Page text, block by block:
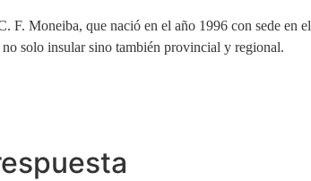
F. Moneiba, que nació en el año 1996 con sede en
solo insular sino también provincial y regional.